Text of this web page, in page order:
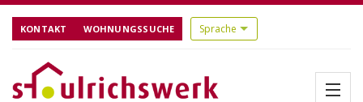
KONTAKT WOHNUNGSSUCHE
Menü